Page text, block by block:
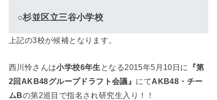
○杉並区立三谷小学校
上記の3校が候補となります。
西川怜さんは小学校6年生 となる2015年5月10日に
『第
2回AKB48グループドラフト会議』 にてAKB48・チー
ムBの第2巡目で指名され研究生入り！！